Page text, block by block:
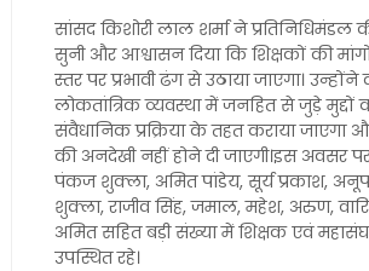
सांसद किशोरी लाल शर्मा ने प्रतिनिधिमंडल
सुनी और आश्वासन दिया कि शिक्षकों की
स्तर पर प्रभावी ढंग से उठाया जाएगा।
लोकतांत्रिक व्यवस्था में जनहित से जुड़े मुद्दों
संवैधानिक प्रक्रिया के तहत कराया जाएगा
की अनदेखी नहीं होने दी जाएगी।इस अवसर
पंकज शुक्ला, अमित पांडेय, सूर्य प्रकाश,
शुक्ला, राजीव सिंह, जमाल, महेश, अरुण,
अमित सहित बड़ी संख्या में शिक्षक एवं
उपस्थित रहे।